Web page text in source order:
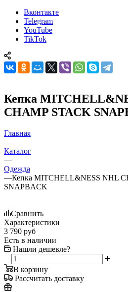
Вконтакте
Telegram
YouTube
TikTok
Кепка
CHAMP STACK
Главная
—
Каталог
—
Одежда
—Кепка MITCHELL&NESS NHL
SNAPBACK
Сравнить
Характеристики
3 790 руб
Есть в наличии
Нашли дешевле?
В корзину
Рассчитать доставку